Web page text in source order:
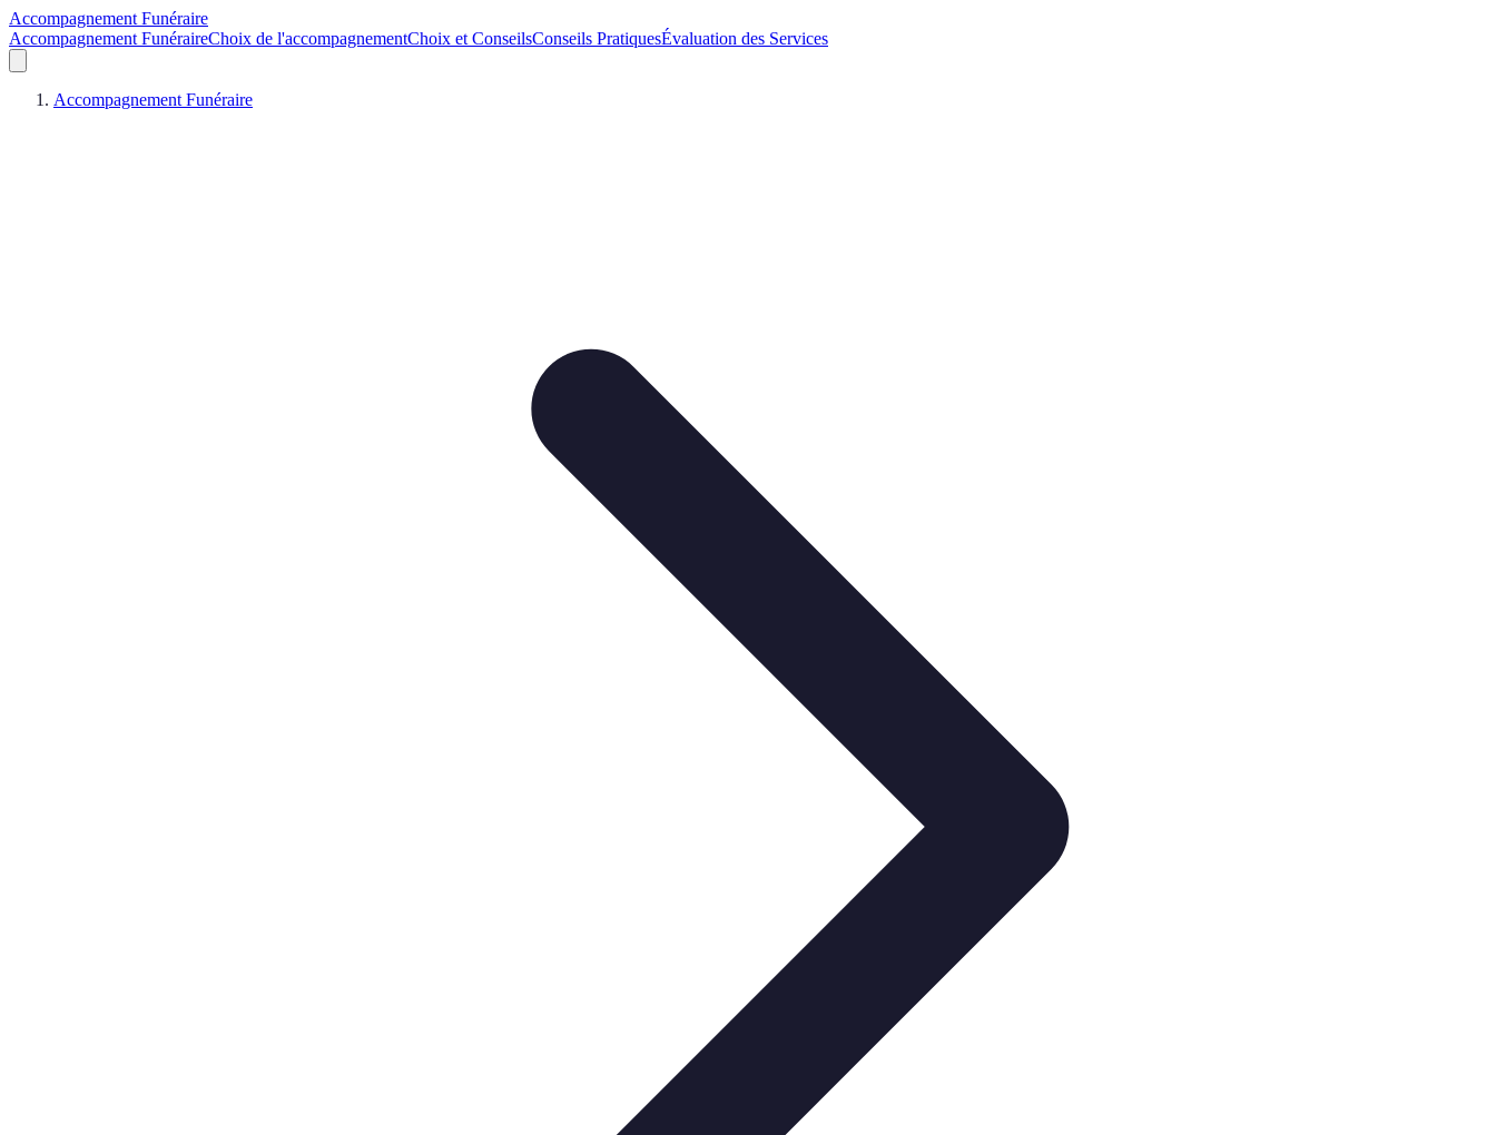
Accompagnement Funéraire
Accompagnement FunéraireChoix de l'accompagnementChoix et ConseilsConseils PratiquesÉvaluation des Services
Accompagnement Funéraire